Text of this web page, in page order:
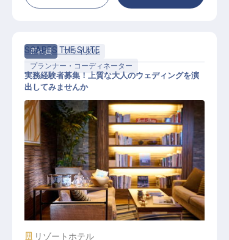
正社員
ブライダル
プランナー・コーディネーター
プランナー・コーディネーター / 正
社員
SCAPES THE SUITE
実務経験者募集！上質な大人のウェディングを演
出してみませんか
施設業態
リゾートホテル